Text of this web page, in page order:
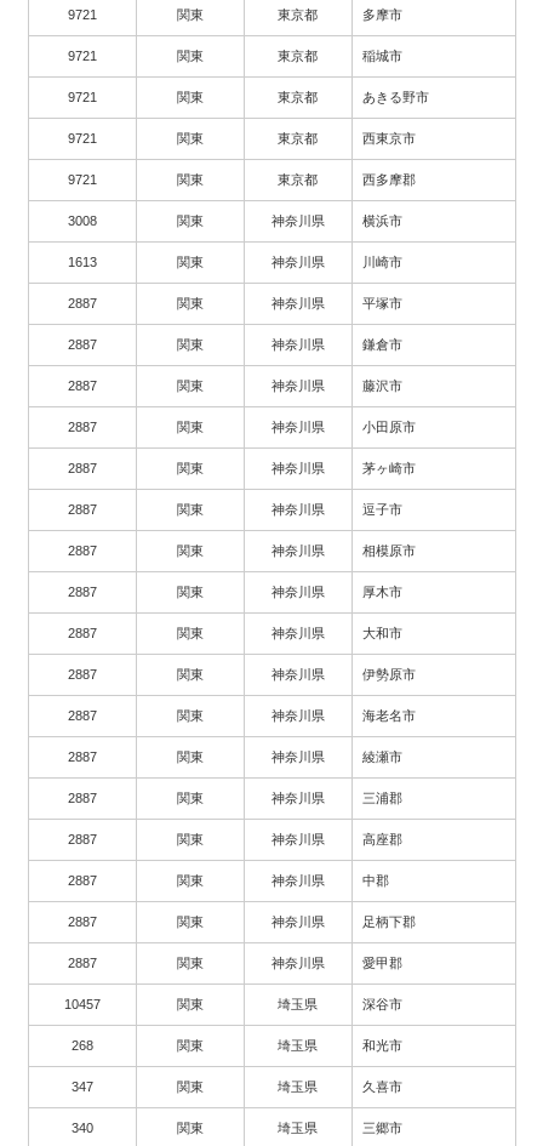
9721 関東 東京都 多摩市
9721 関東 東京都 稲城市
9721 関東 東京都 あきる野市
9721 関東 東京都 西東京市
9721 関東 東京都 西多摩郡
3008 関東 神奈川県 横浜市
1613 関東 神奈川県 川崎市
2887 関東 神奈川県 平塚市
2887 関東 神奈川県 鎌倉市
2887 関東 神奈川県 藤沢市
2887 関東 神奈川県 小田原市
2887 関東 神奈川県 茅ヶ崎市
2887 関東 神奈川県 逗子市
2887 関東 神奈川県 相模原市
2887 関東 神奈川県 厚木市
2887 関東 神奈川県 大和市
2887 関東 神奈川県 伊勢原市
2887 関東 神奈川県 海老名市
2887 関東 神奈川県 綾瀬市
2887 関東 神奈川県 三浦郡
2887 関東 神奈川県 高座郡
2887 関東 神奈川県 中郡
2887 関東 神奈川県 足柄下郡
2887 関東 神奈川県 愛甲郡
10457 関東 埼玉県 深谷市
268 関東 埼玉県 和光市
347 関東 埼玉県 久喜市
340 関東 埼玉県 三郷市